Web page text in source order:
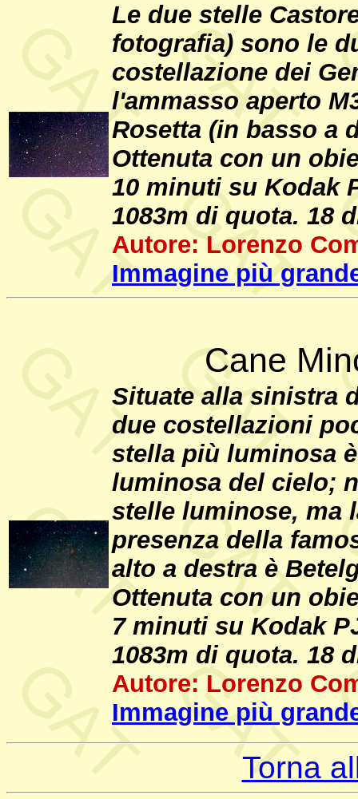
Le due stelle
fotografia) sono le
costellazione dei
l'ammasso aperto
Rosetta (in basso a
Ottenuta con un
10 minuti su Kodak
1083m di quota. 18
Autore: Lorenzo
Immagine più
Cane
Situate alla sinistra
due costellazioni
stella più luminosa
luminosa del cielo;
stelle luminose, ma
presenza della
alto a destra è
Ottenuta con un
7 minuti su Kodak
1083m di quota. 18
Autore: Lorenzo
Immagine più
Torna